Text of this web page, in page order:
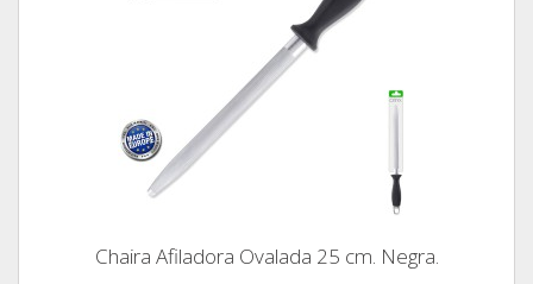
Chaira Afiladora Ovalada 25 cm. Negra.